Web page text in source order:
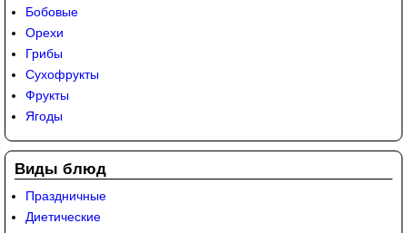
Бобовые
Орехи
Грибы
Сухофрукты
Фрукты
Ягоды
Виды блюд
Праздничные
Диетические